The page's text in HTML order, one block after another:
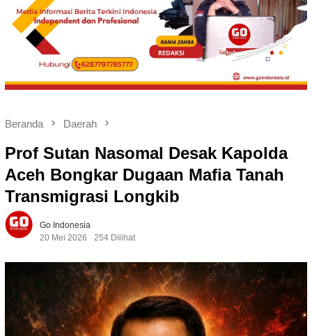
Beranda Daerah
Prof Sutan Nasomal Desak Kapolda
Aceh Bongkar Dugaan Mafia Tanah
Transmigrasi Longkib
Go Indonesia
20 Mei 2026
254 Dilihat